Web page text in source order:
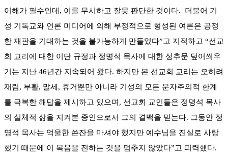
이해가 필수인데, 이를 무시하고 잘못 판단한 것이다. 더불어 기
성 기독교와 언론 미디어에 의해 부정적으로 형성된 여론은 공정
한 재판을 기대하는 것을 불가능하게 만들었다”고 지적하고 “선교
회 교리에 대한 이단 규정과 정명석 목사에 대한 성추문 덮어씌우
기는 지난 46년간 지속되어 왔다. 하지만 본 선교회 교리는 오히려
재림, 부활, 말세, 휴거뿐만 아니라 기성의 모든 문자주의적 한계
를 극복한 해답을 제시하고 있으며, 선교회 교인들은 정명석 목사
의 실체적 삶을 지켜본 증인으로서 그의 결백을 믿는다. 그동안 정
명석 목사는 억울한 쓴잔을 마셔야 했지만 예수님을 진실로 사랑
했기 때문에 이 복음을 전하는 것을 멈추지 않았다”고 피력했다.